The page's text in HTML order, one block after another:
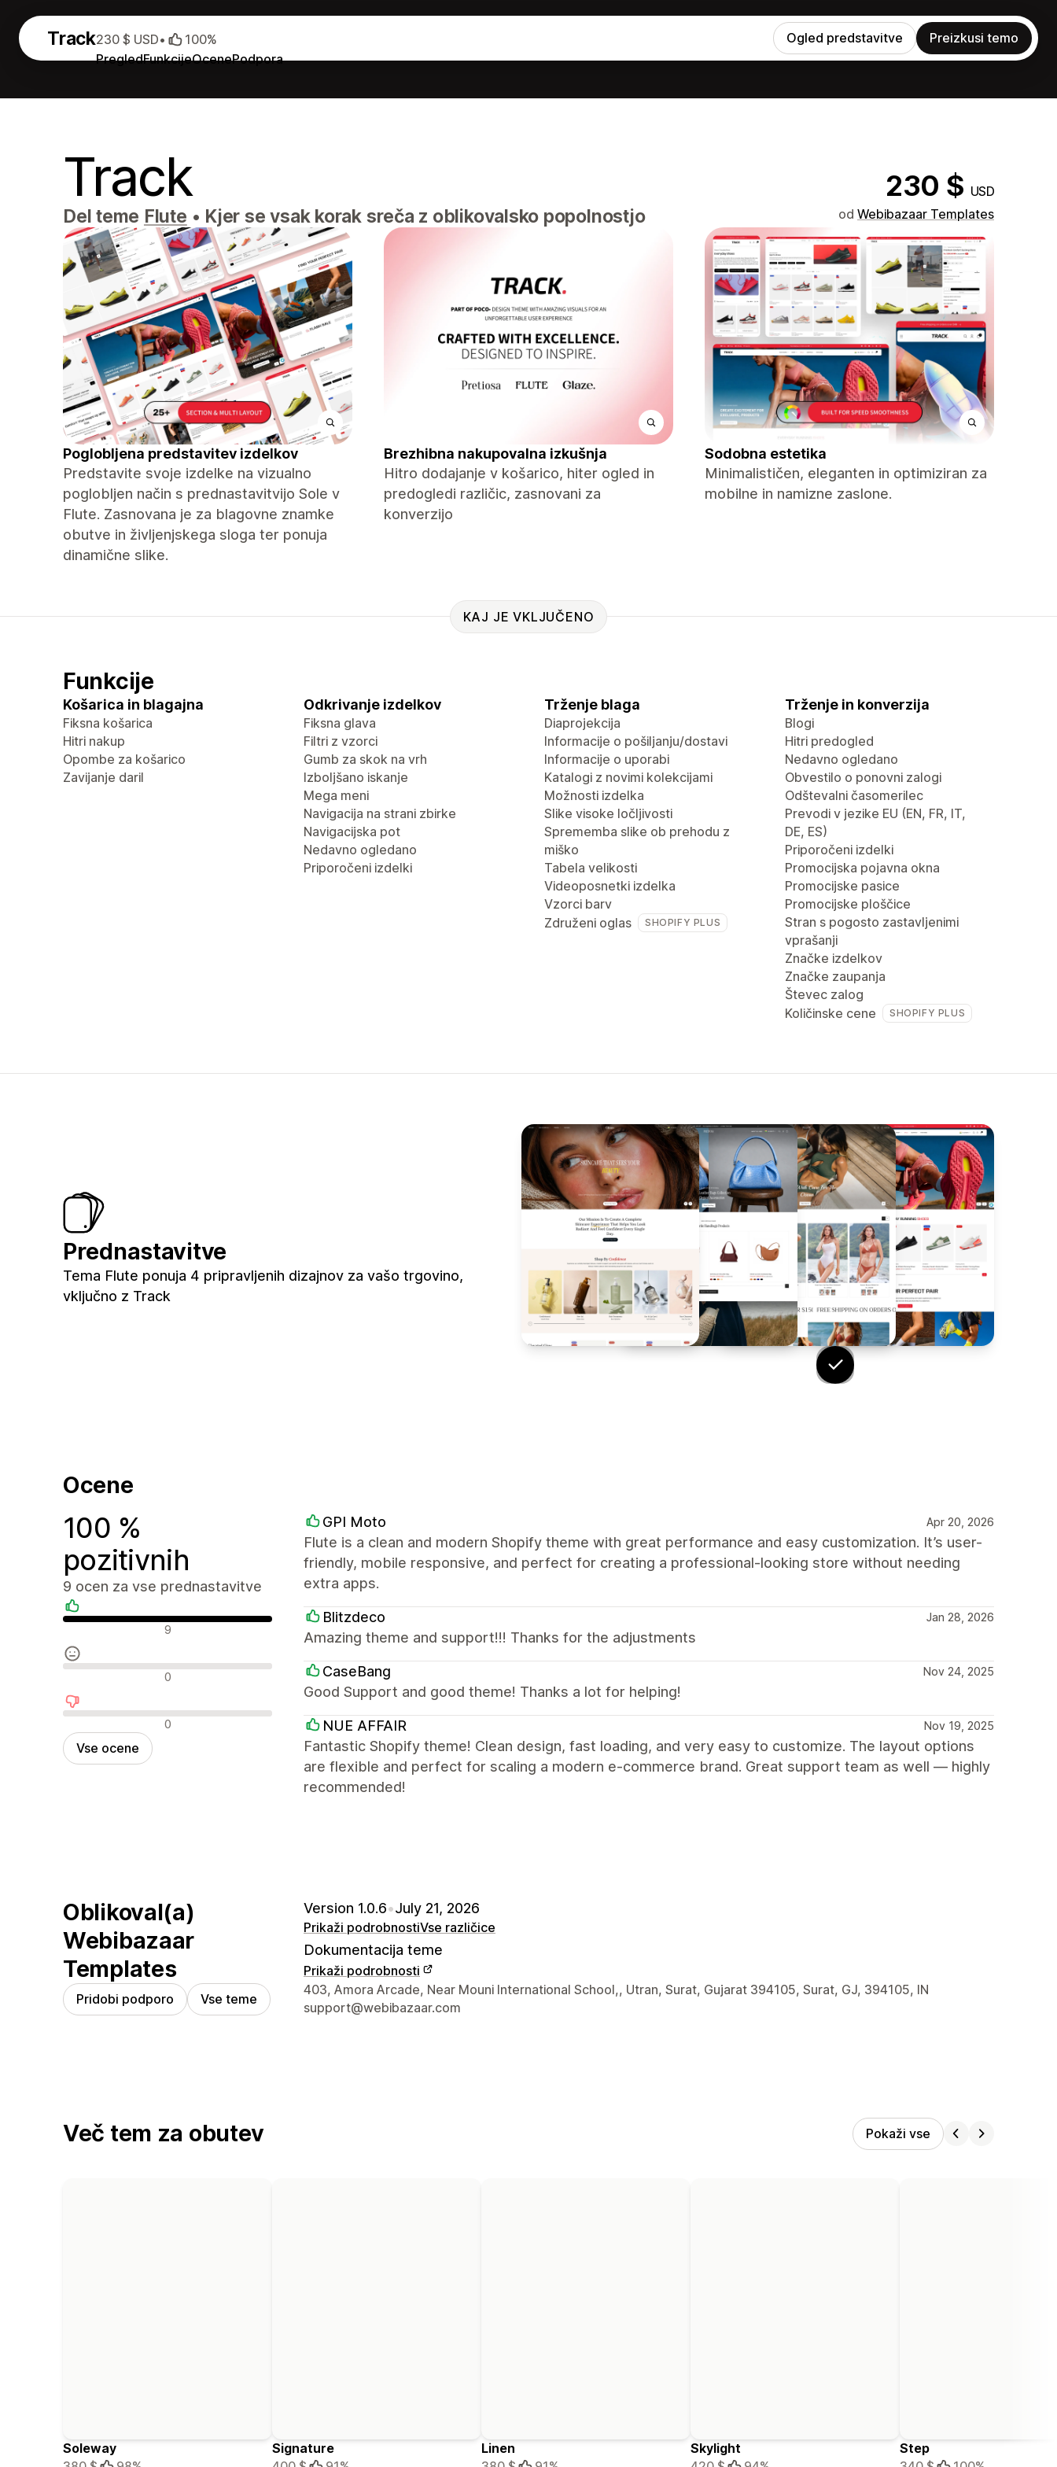
Track
PregledFunkcijeOcenePodpora
230 $ USD• 100% Ogled predstavitve Preizkusi temo
Track 230 $ USD
Del teme Flute • Kjer se vsak korak sreča z oblikovalsko popolnostjo od Webibazaar Templates
Poglobljena predstavitev izdelkov
Predstavite svoje izdelke na vizualno
poglobljen način s prednastavitvijo Sole v
Flute. Zasnovana je za blagovne znamke
obutve in življenjskega sloga ter ponuja
dinamične slike.
Brezhibna nakupovalna izkušnja
Hitro dodajanje v košarico, hiter ogled in
predogledi različic, zasnovani za
konverzijo
Sodobna estetika
Minimalističen, eleganten in optimiziran za
mobilne in namizne zaslone.
KAJ JE VKLJUČENO
Funkcije
Košarica in blagajna
Fiksna košarica
Hitri nakup
Opombe za košarico
Zavijanje daril
Odkrivanje izdelkov
Fiksna glava
Filtri z vzorci
Gumb za skok na vrh
Izboljšano iskanje
Mega meni
Navigacija na strani zbirke
Navigacijska pot
Nedavno ogledano
Priporočeni izdelki
Trženje blaga
Diaprojekcija
Informacije o pošiljanju/dostavi
Informacije o uporabi
Katalogi z novimi kolekcijami
Možnosti izdelka
Slike visoke ločljivosti
Sprememba slike ob prehodu z
miško
Tabela velikosti
Videoposnetki izdelka
Vzorci barv
Združeni oglas
SHOPIFY PLUS
Trženje in konverzija
Blogi
Hitri predogled
Nedavno ogledano
Obvestilo o ponovni zalogi
Odštevalni časomerilec
Prevodi v jezike EU (EN, FR, IT,
DE, ES)
Priporočeni izdelki
Promocijska pojavna okna
Promocijske pasice
Promocijske ploščice
Stran s pogosto zastavljenimi
vprašanji
Značke izdelkov
Značke zaupanja
Števec zalog
Količinske cene
SHOPIFY PLUS
Prednastavitve
Tema Flute ponuja 4 pripravljenih dizajnov za vašo trgovino,
vključno z Track
Ocene
100 %
pozitivnih
9 ocen za vse prednastavitve
Pozitivne ocene 9
Nevtralne ocene 0
Negativne ocene 0
Vse ocene
GPI Moto Apr 20, 2026
Flute is a clean and modern Shopify theme with great performance and easy customization. It’s user-
friendly, mobile responsive, and perfect for creating a professional-looking store without needing
extra apps.
Blitzdeco Jan 28, 2026
Amazing theme and support!!! Thanks for the adjustments
CaseBang Nov 24, 2025
Good Support and good theme! Thanks a lot for helping!
NUE AFFAIR Nov 19, 2025
Fantastic Shopify theme! Clean design, fast loading, and very easy to customize. The layout options
are flexible and perfect for scaling a modern e-commerce brand. Great support team as well — highly
recommended!
Oblikoval(a)
Webibazaar
Templates
Pridobi podporo Vse teme
Version 1.0.6•July 21, 2026
Prikaži podrobnostiVse različice
Dokumentacija teme
Prikaži podrobnosti
Podatki za stik z oblikovalcem
403, Amora Arcade, Near Mouni International School,, Utran, Surat, Gujarat 394105, Surat, GJ, 394105, IN
support@webibazaar.com
Več tem za obutev Pokaži vse
Soleway
Signature
Linen
Skylight
Step